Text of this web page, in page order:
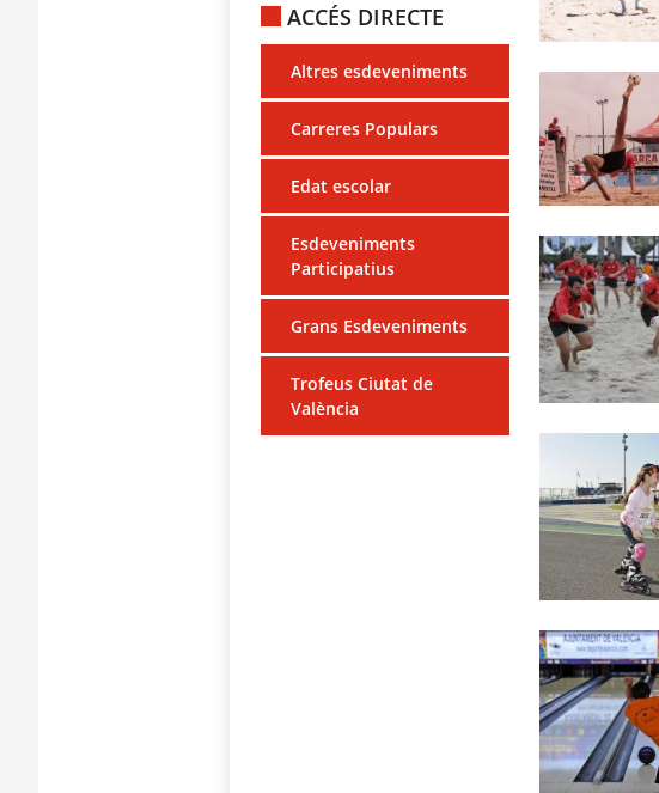
ACCÉS DIRECTE
Altres esdeveniments
Carreres Populars
Edat escolar
Esdeveniments
Participatius
Grans Esdeveniments
Trofeus Ciutat de
València